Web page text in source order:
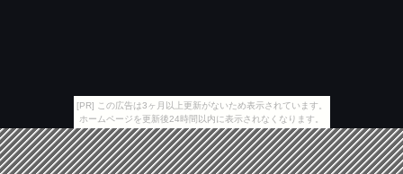
[PR] この広告は3ヶ月以上更新がないため表示されています。
ホームページを更新後24時間以内に表示されなくなります。